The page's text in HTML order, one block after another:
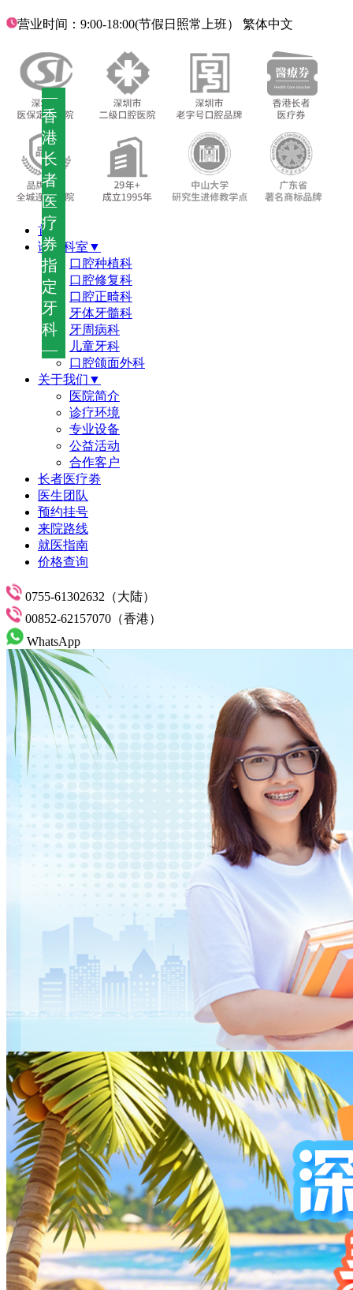
—
香
港
长
者
医
疗
券
指
定
牙
科
—
营业时间：9:00-18:00(节假日照常上班） 繁体中文
首页
诊疗科室▼
口腔种植科
口腔修复科
口腔正畸科
牙体牙髓科
牙周病科
儿童牙科
口腔颌面外科
关于我们▼
医院简介
诊疗环境
专业设备
公益活动
合作客户
长者医疗劵
医生团队
预约挂号
来院路线
就医指南
价格查询
0755-61302632（大陆）
00852-62157070（香港）
WhatsApp